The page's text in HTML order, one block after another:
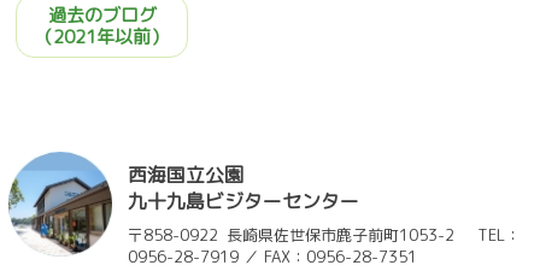
過去のブログ
（2021年以前）
西海国立公園
九十九島ビジターセンター
〒858-0922 長崎県佐世保市鹿子前町1053-2
TEL：
0956-28-7919 ／ FAX：0956-28-7351